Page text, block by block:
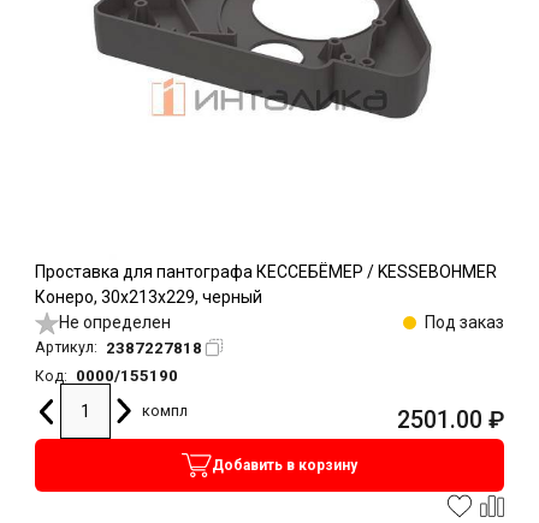
Проставка для пантографа КЕССЕБЁМЕР / KESSEBOHMER
Конеро, 30х213х229, черный
Не определен
Под заказ
Артикул: 2387227818
Код:
0000/155190
компл
2501.00 ₽
Добавить в корзину